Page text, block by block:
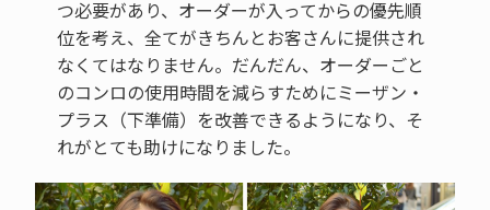
つ必要があり、オーダーが入ってからの優先順
位を考え、全てがきちんとお客さんに提供され
なくてはなりません。だんだん、オーダーごと
のコンロの使用時間を減らすためにミーザン・
プラス（下準備）を改善できるようになり、そ
れがとても助けになりました。